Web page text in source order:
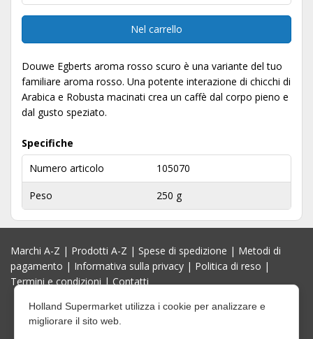
Nel carrello
Douwe Egberts aroma rosso scuro è una variante del tuo
familiare aroma rosso. Una potente interazione di chicchi di
Arabica e Robusta macinati crea un caffè dal corpo pieno e
dal gusto speziato.
Specifiche
Numero articolo
105070
Peso 250 g
Marchi A-Z | Prodotti A-Z | Spese di spedizione | Metodi di
pagamento | Informativa sulla privacy | Politica di reso |
Termini e condizioni|Contatti
Holland Supermarket utilizza i cookie per analizzare e
migliorare il sito web.